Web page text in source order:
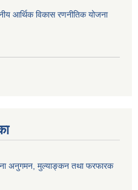
आर्थिक विकास रणनीतिक योजना
अनुगमन, मुल्याङ्कन तथा फरफारक